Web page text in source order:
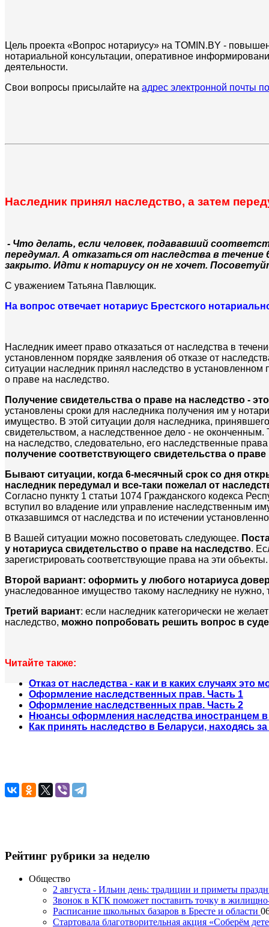
Цель проекта «Вопрос нотариусу» на TOMIN.BY -
нотариальной консультации, оперативное
деятельности.
Свои вопросы присылайте на адрес электронной почты
Наследник принял наследство, а затем
- Что делать, если человек, подававший
передумал. А отказаться от наследства в течение
закрыто. Идти к нотариусу он не хочет.
С уважением Татьяна Павлющик.
На вопрос отвечает нотариус Брестского
Наследник имеет право отказаться от наследства в
установленном порядке заявления об отказе от
ситуации наследник принял наследство в установленном
о праве на наследство.
Получение свидетельства о праве на наследство -
установлены сроки для наследника получения им у
имущество. В этой ситуации доля наследника,
свидетельством, а наследственное дело - не оконченным.
на наследство, следовательно, его наследственные
получение соответствующего свидетельства о
Бывают ситуации, когда 6-месячный срок со дня
наследник передумал и все-таки пожелал от
Согласно пункту 1 статьи 1074 Гражданского кодекса
вступил во владение или управление наследственным
отказавшимся от наследства и по истечении
В Вашей ситуации можно посоветовать следующее.
у нотариуса свидетельство о праве на наследство.
зарегистрировать соответствующие права на эти объекты.
Второй вариант: оформить у любого нотариуса
унаследованное имущество такому наследнику не
Третий вариант: если наследник категорически не
наследство, можно попробовать решить вопрос в
Читайте также:
Отказ от наследства - как и в каких случаях это
Оформление наследственных прав. Часть 1
Оформление наследственных прав. Часть 2
Нюансы оформления наследства иностранцем
Как принять наследство в Беларуси, находясь
Рейтинг рубрики за неделю
Общество
2 августа - Ильин день: традиции и приметы
Звонок в КГК поможет поставить точку в
Расписание школьных базаров в Бресте и области
Стартовала благотворительная акция «Соберём